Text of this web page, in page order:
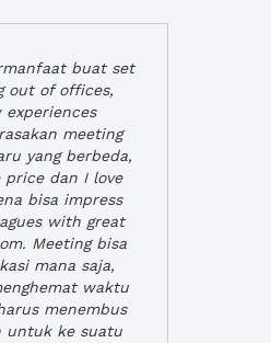
buat set
out of offices,
experiences
meeting
yang berbeda,
price dan I love
bisa impress
with great
Meeting bisa
mana saja,
waktu
menembus
untuk ke suatu